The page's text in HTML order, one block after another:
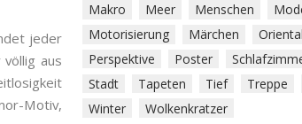
jeder
aus
Motiv,
Makro
Meer Menschen
Motorisierung
Märchen
Perspektive
Poster
Stadt
Tapeten Tief Treppe
Winter
Wolkenkratzer